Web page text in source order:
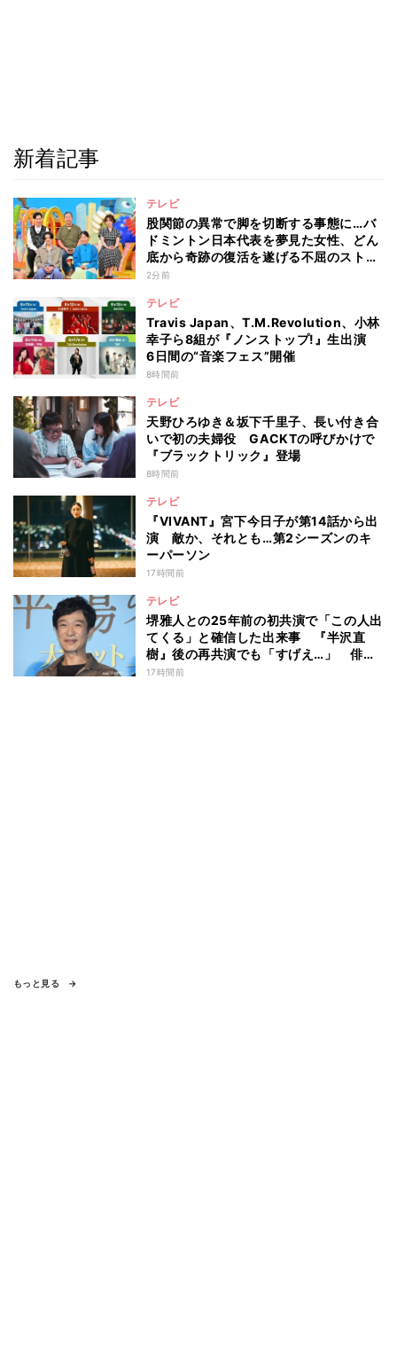
新着記事
テレビ
股関節の異常で脚を切断する事態に…バ
ドミントン日本代表を夢見た女性、どん
底から奇跡の復活を遂げる不屈のストー
リー『仰天』が再現
2分前
テレビ
Travis Japan、T.M.Revolution、小林
幸子ら8組が『ノンストップ!』生出演
6日間の“音楽フェス”開催
8時間前
テレビ
天野ひろゆき＆坂下千里子、長い付き合
いで初の夫婦役 GACKTの呼びかけで
『ブラックトリック』登場
8時間前
テレビ
『VIVANT』宮下今日子が第14話から出
演 敵か、それとも…第2シーズンのキ
ーパーソン
17時間前
テレビ
堺雅人との25年前の初共演で「この人出
てくる」と確信した出来事 『半沢直
樹』後の再共演でも「すげえ…」 俳優
としての“初体験”を阿部寛が告白
17時間前
もっと見る